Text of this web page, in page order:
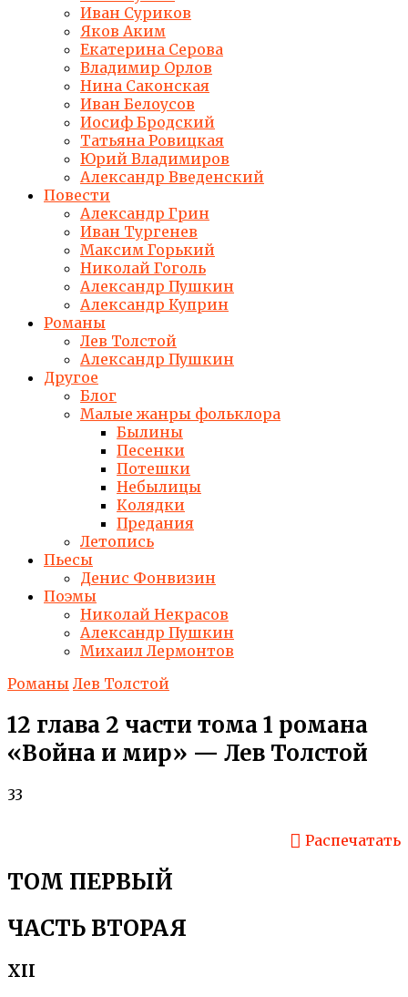
Иван Суриков
Яков Аким
Екатерина Серова
Владимир Орлов
Нина Саконская
Иван Белоусов
Иосиф Бродский
Татьяна Ровицкая
Юрий Владимиров
Александр Введенский
Повести
Александр Грин
Иван Тургенев
Максим Горький
Николай Гоголь
Александр Пушкин
Александр Куприн
Романы
Лев Толстой
Александр Пушкин
Другое
Блог
Малые жанры фольклора
Былины
Песенки
Потешки
Небылицы
Колядки
Предания
Летопись
Пьесы
Денис Фонвизин
Поэмы
Николай Некрасов
Александр Пушкин
Михаил Лермонтов
Романы Лев Толстой
12 глава 2 части тома 1 романа
«Война и мир» — Лев Толстой
33
Распечатать
ТОМ ПЕРВЫЙ
ЧАСТЬ ВТОРАЯ
XII